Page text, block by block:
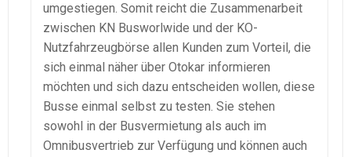
umgestiegen. Somit reicht die Zusammenarbeit
zwischen KN Busworlwide und der KO-
Nutzfahrzeugbörse allen Kunden zum Vorteil, die
sich einmal näher über Otokar informieren
möchten und sich dazu entscheiden wollen, diese
Busse einmal selbst zu testen. Sie stehen
sowohl in der Busvermietung als auch im
Omnibusvertrieb zur Verfügung und können auch